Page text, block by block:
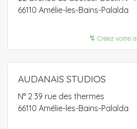
66110 Amélie-les-Bains-Palalda
↯ Créez votre
AUDANAIS STUDIOS
N° 2 39 rue des thermes
66110 Amélie-les-Bains-Palalda